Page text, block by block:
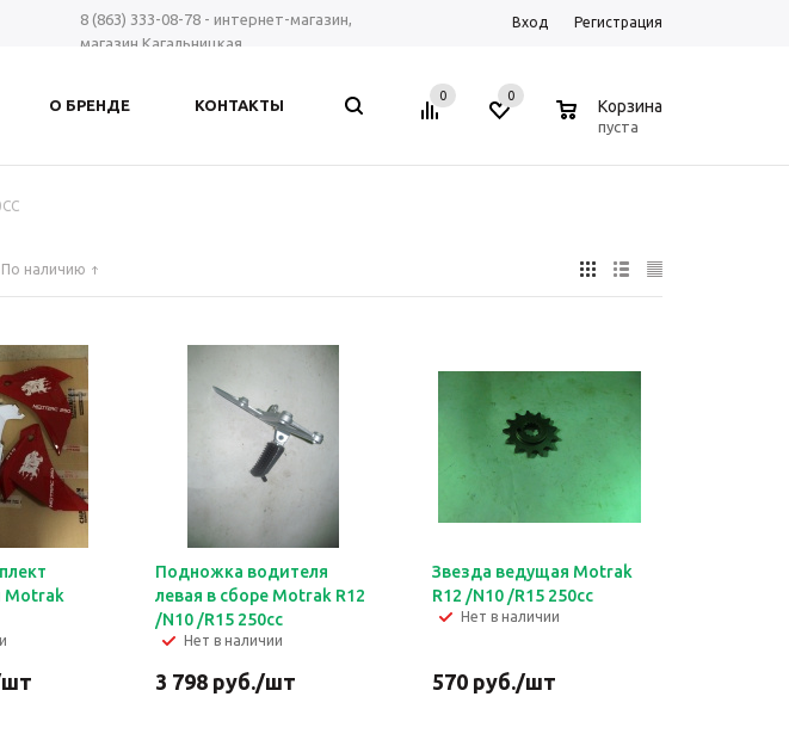
8 (863) 333-08-78 - интернет-магазин,
магазин Кагальницкая
+7 961 423-66-00 - MAX, Telegram, WhatsApp
Вход Регистрация
О БРЕНДЕ КОНТАКТЫ
0 0
Корзина
пуста
По наличию
Motrak
Подножка водителя
левая в сборе Motrak R12
/N10 /R15 250сс
Нет в наличии
3 798 руб./шт
Звезда ведущая Motrak
R12 /N10 /R15 250сс
Нет в наличии
570руб./шт